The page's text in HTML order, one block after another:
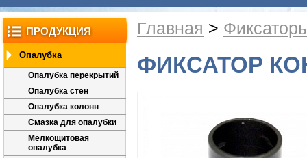
ПРОДУКЦИЯ
Опалубка
Опалубка перекрытий
Опалубка стен
Опалубка колонн
Смазка для опалубки
Мелкощитовая
опалубка
Главная >
ФИКСАТОР